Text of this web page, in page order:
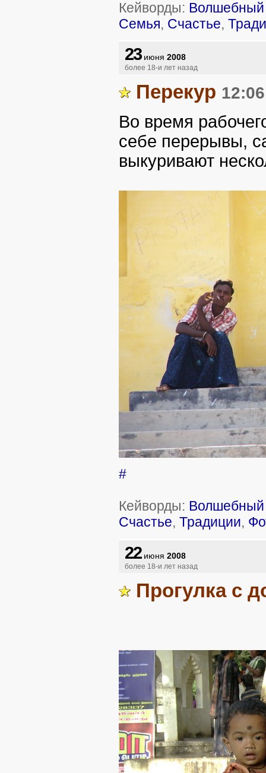
Кейворды: Волшебный
Семья, Счастье,
23июня 2008
более 18-и лет назад
Перекур 12:06
Во время
себе перерывы,
выкуривают
#
Кейворды: Волшебный
Счастье, Традиции,
22июня 2008
более 18-и лет назад
Прогулка с